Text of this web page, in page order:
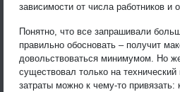
зависимости от числа работников и
Понятно, что все запрашивали
правильно обосновать – получит
довольствоваться минимумом. Но
существовал только на
затраты можно к чему-то привязать: